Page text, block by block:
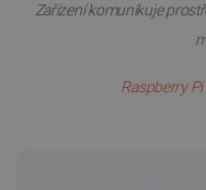
Zařízení komunikuje
Raspberry